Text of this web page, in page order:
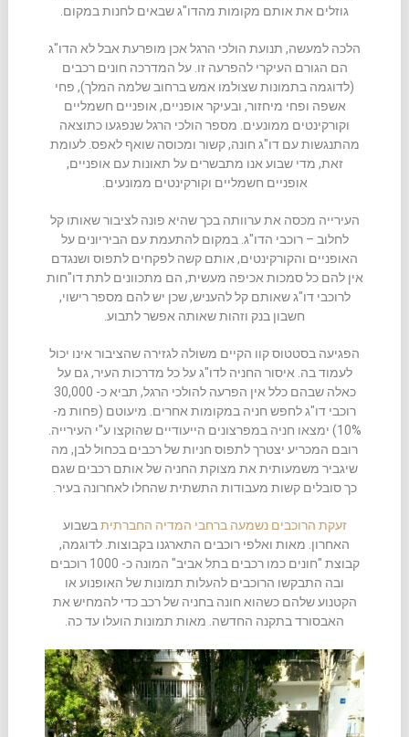
גוזלים את אותם מקומות מהדו"ג שבאים לחנות במקום.
הלכה למעשה, תנועת הולכי הרגל אכן מופרעת אבל לא הדו"ג
הם הגורם העיקרי להפרעה זו. על המדרכה חונים רכבים
(לדוגמה בתמונות שצולמו אמש ברחוב שלמה המלך), פחי
אשפה ופחי מיחזור, ובעיקר אופניים, אופניים חשמליים
וקורקינטים ממונעים. מספר הולכי הרגל שנפגעו כתוצאה
מהתנגשות עם דו"ג חונה, קשור ומכוסה שואף לאפס. לעומת
זאת, מדי שבוע אנו מתבשרים על תאונות עם אופניים,
אופניים חשמליים וקורקינטים ממונעים.
העירייה מכסה את ערוותה בכך שהיא פונה לציבור שאותו קל
לחלוב – רוכבי הדו"ג. במקום להתעמת עם הביריונים על
האופניים והקורקינטים, אותם קשה לפקחים לתפוס ושנגדם
אין להם כל סמכות אכיפה מעשית, הם מתכוונים לתת דו"חות
לרוכבי דו"ג שאותם קל להעניש, שכן יש להם מספר רישוי,
חשבון בנק וזהות שאותה אפשר לתבוע.
הפגיעה בסטטוס קוו הקיים משולה לגזירה שהציבור אינו יכול
לעמוד בה. איסור החניה לדו"ג על כל מדרכות העיר, גם על
כאלה שבהם כלל אין הפרעה להולכי הרגל, תביא כ- 30,000
רוכבי דו"ג לחפש חניה במקומות אחרים. מיעוטם (פחות מ-
10%) ימצאו חניה במפרצונים הייעודיים שהוקצו ע"י העירייה.
רובם המכריע יצטרך לתפוס חניות של רכבים בכחול לבן, מה
שיגביר משמעותית את מצוקת החניה של אותם רכבים שגם
כך סובלים קשות מעבודות התשתית שהחלו לאחרונה בעיר.
זעקת הרוכבים נשמעה ברחבי המדיה החברתית בשבוע
האחרון. מאות ואלפי רוכבים התארגנו בקבוצות. לדוגמה,
קבוצת "חונים כמו רכבים בתל אביב" המונה כ- 1000 רוכבים
ובה התבקשו הרוכבים להעלות תמונות של האופנוע או
הקטנוע שלהם כשהוא חונה בחניה של רכב כדי להמחיש את
האבסורד בתקנה החדשה. מאות תמונות הועלו עד כה.